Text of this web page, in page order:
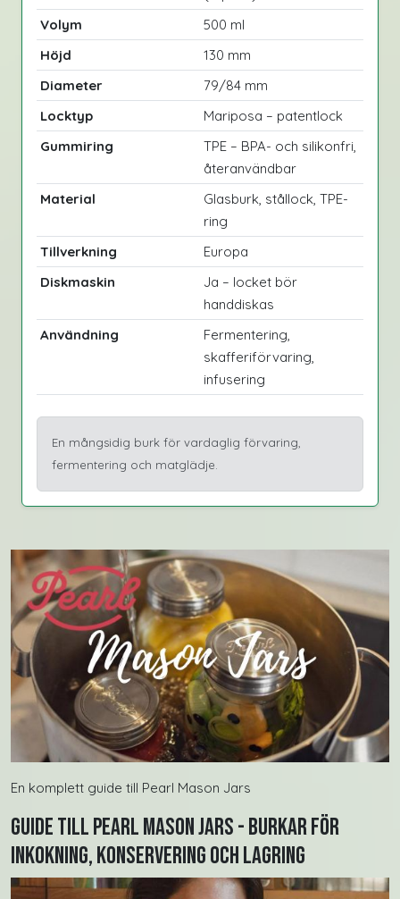
Volym
500 ml
Höjd
130 mm
Diameter
79/84 mm
Locktyp
Mariposa – patentlock
Gummiring
TPE – BPA- och silikonfri,
återanvändbar
Material
Glasburk, stållock, TPE-
ring
Tillverkning
Europa
Diskmaskin
Ja – locket bör
handdiskas
Användning
Fermentering,
skafferiförvaring,
infusering
En mångsidig burk för vardaglig förvaring,
fermentering och matglädje.
En komplett guide till Pearl Mason Jars
Guide till Pearl Mason Jars - burkar för
inkokning, konservering och lagring